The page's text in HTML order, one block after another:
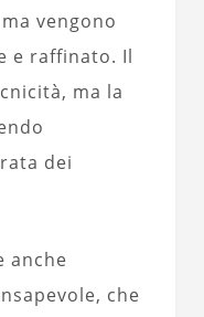
vengono
e raffinato. Il
ma la
dei
anche
che